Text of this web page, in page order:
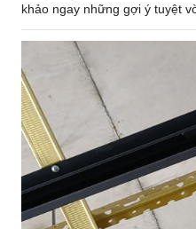
khảo ngay những gợi ý tuyệt